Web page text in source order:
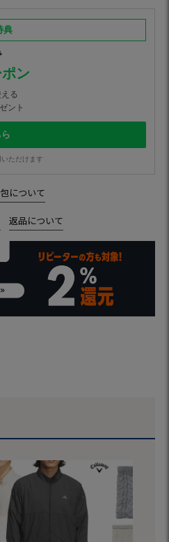
典
ン
る
ント
ただけます
について
返品について